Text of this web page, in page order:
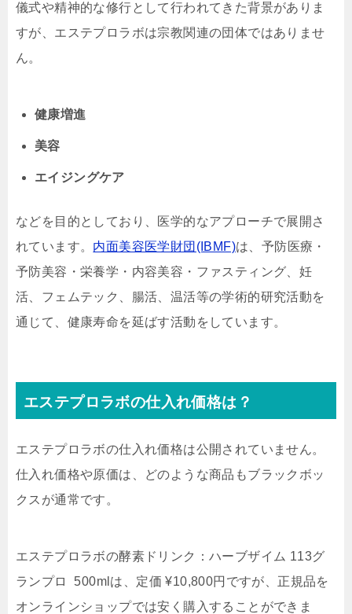
儀式や精神的な修行として行われてきた背景がありま
すが、エステプロラボは宗教関連の団体ではありませ
ん。
健康増進
美容
エイジングケア
などを目的としており、医学的なアプローチで展開さ
れています。 内面美容医学財団(IBMF)は、予防医療・
予防美容・栄養学・内容美容・ファスティング、妊
活、フェムテック、腸活、温活等の学術的研究活動を
通じて、健康寿命を延ばす活動をしています。
エステプロラボの仕入れ価格は？
エステプロラボの仕入れ価格は公開されていません。
仕入れ価格や原価は、どのような商品もブラックボッ
クスが通常です。
エステプロラボの酵素ドリンク：ハーブザイム 113グ
ランプロ 500mlは、定価 ¥10,800円ですが、正規品を
オンラインショップでは安く購入することができま